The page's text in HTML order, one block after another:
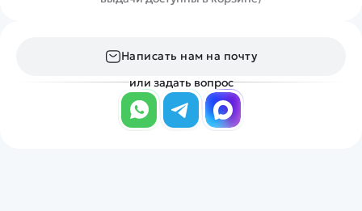
Написать нам на почту
или задать вопрос